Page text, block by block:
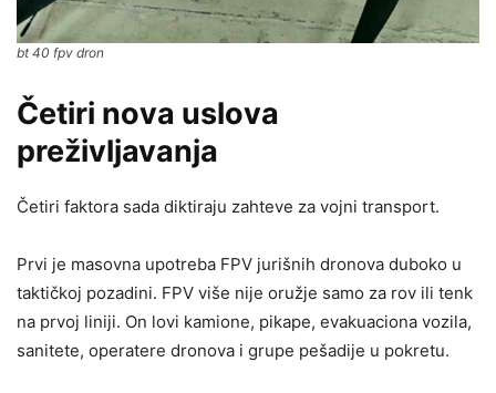
bt 40 fpv dron
Četiri nova uslova
preživljavanja
Četiri faktora sada diktiraju zahteve za vojni transport.
Prvi je masovna upotreba FPV jurišnih dronova duboko u
taktičkoj pozadini. FPV više nije oružje samo za rov ili tenk
na prvoj liniji. On lovi kamione, pikape, evakuaciona vozila,
sanitete, operatere dronova i grupe pešadije u pokretu.